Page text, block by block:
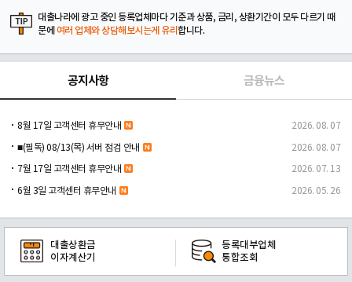
대출나라에 광고 중인 등록업체마다 기준과 상품, 금리, 상환기간이 모두 다르기 때
문에 여러 업체와 상담해보시는게 유리합니다.
공지사항 금융뉴스
8월 17일 고객센터 휴무안내 2026. 08. 07
■(필독) 08/13(목) 서버 점검 안내 2026. 08. 07
7월 17일 고객센터 휴무안내 2026. 07. 13
6월 3일 고객센터 휴무안내 2026. 05. 26
대출상환금
이자계산기
등록대부업체
통합조회